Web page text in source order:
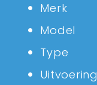
Merk
Model
Type
Uitvoering